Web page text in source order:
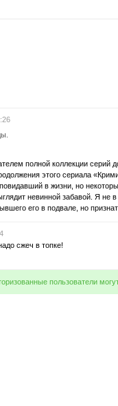
полной коллекции
этого сериала
в жизни, но
невинной забавой. Я не
его в подвале, но
сжеч в топке!
пользователи